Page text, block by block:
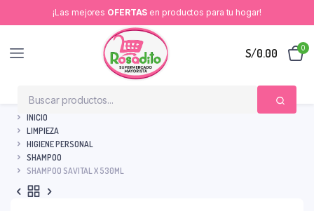
¡Las mejores OFERTAS en productos para tu hogar!
S/0.00 0
INICIO
LIMPIEZA
HIGIENE PERSONAL
SHAMPOO
SHAMPOO SAVITAL X 530ML